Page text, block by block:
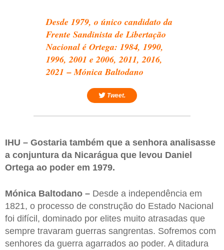
Desde 1979, o único candidato da
Frente Sandinista de Libertação
Nacional é Ortega: 1984, 1990,
1996, 2001 e 2006, 2011, 2016,
2021 – Mónica Baltodano
Tweet.
IHU – Gostaria também que a senhora analisasse
a conjuntura da Nicarágua que levou Daniel
Ortega ao poder em 1979.
Mónica Baltodano – Desde a independência em
1821, o processo de construção do Estado Nacional
foi difícil, dominado por elites muito atrasadas que
sempre travaram guerras sangrentas. Sofremos com
senhores da guerra agarrados ao poder. A ditadura